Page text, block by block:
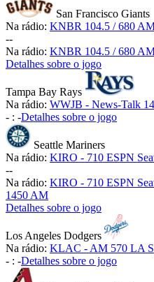
San Francisco Giants
Na rádio: KNBR 104.5 / 680
--
Na rádio: KNBR 104.5 / 680
Detalhes sobre o jogo
Tampa Bay Rays
Na rádio: WWJB - News-Talk
- : -Detalhes sobre o jogo
Seattle Mariners
Na rádio: KIRO - 710 ESPN
--
Na rádio: KIRO - 710 ESPN
1450 AM
Detalhes sobre o jogo
Los Angeles Dodgers
Na rádio: KLAC - AM 570 LA
- : -Detalhes sobre o jogo